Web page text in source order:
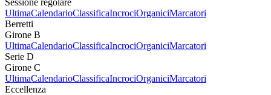
UltimaCalendarioClassificaIncrociOrganiciMarcatori
Berretti
Girone B
UltimaCalendarioClassificaIncrociOrganiciMarcatori
Serie D
Girone C
UltimaCalendarioClassificaIncrociOrganiciMarcatori
Eccellenza